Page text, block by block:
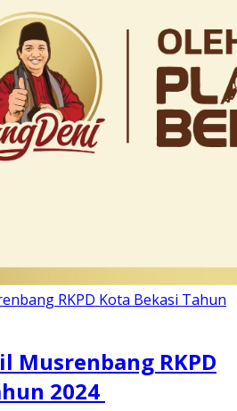
Musrenbang RKPD
2024